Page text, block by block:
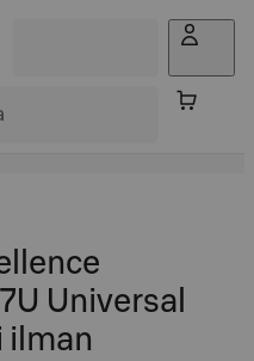
Universal
ilman